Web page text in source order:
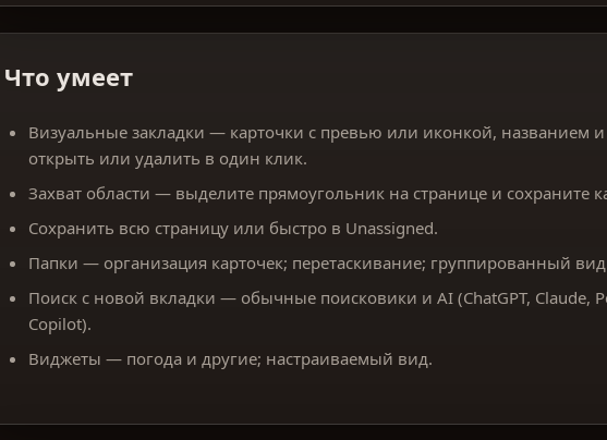
Что умеет
Визуальные закладки — карточки с превью или иконкой, названием и
открыть или удалить в один клик.
Захват области — выделите прямоугольник на странице и сохраните
Сохранить всю страницу или быстро в Unassigned.
Папки — организация карточек; перетаскивание; группированный
Поиск с новой вкладки — обычные поисковики и AI (ChatGPT, Claude,
Copilot).
Виджеты — погода и другие; настраиваемый вид.